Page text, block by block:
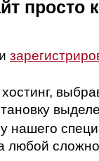
просто
хостинг,
у нашего
любой